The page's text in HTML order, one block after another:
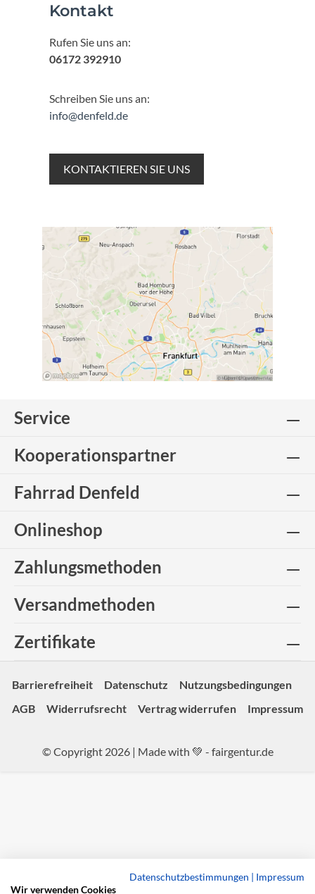
Kontakt
Rufen Sie uns an:
06172 392910
Schreiben Sie uns an:
info@denfeld.de
KONTAKTIEREN SIE UNS
Service
Kooperationspartner
Fahrrad Denfeld
Onlineshop
Zahlungsmethoden
Versandmethoden
Zertifikate
Barrierefreiheit Datenschutz
Nutzungsbedingungen
AGB
Widerrufsrecht Vertrag widerrufen Impressum
© Copyright 2026 | Made with 💚 - fairgentur.de
Datenschutzbestimmungen | Impressum
Wir verwenden Cookies